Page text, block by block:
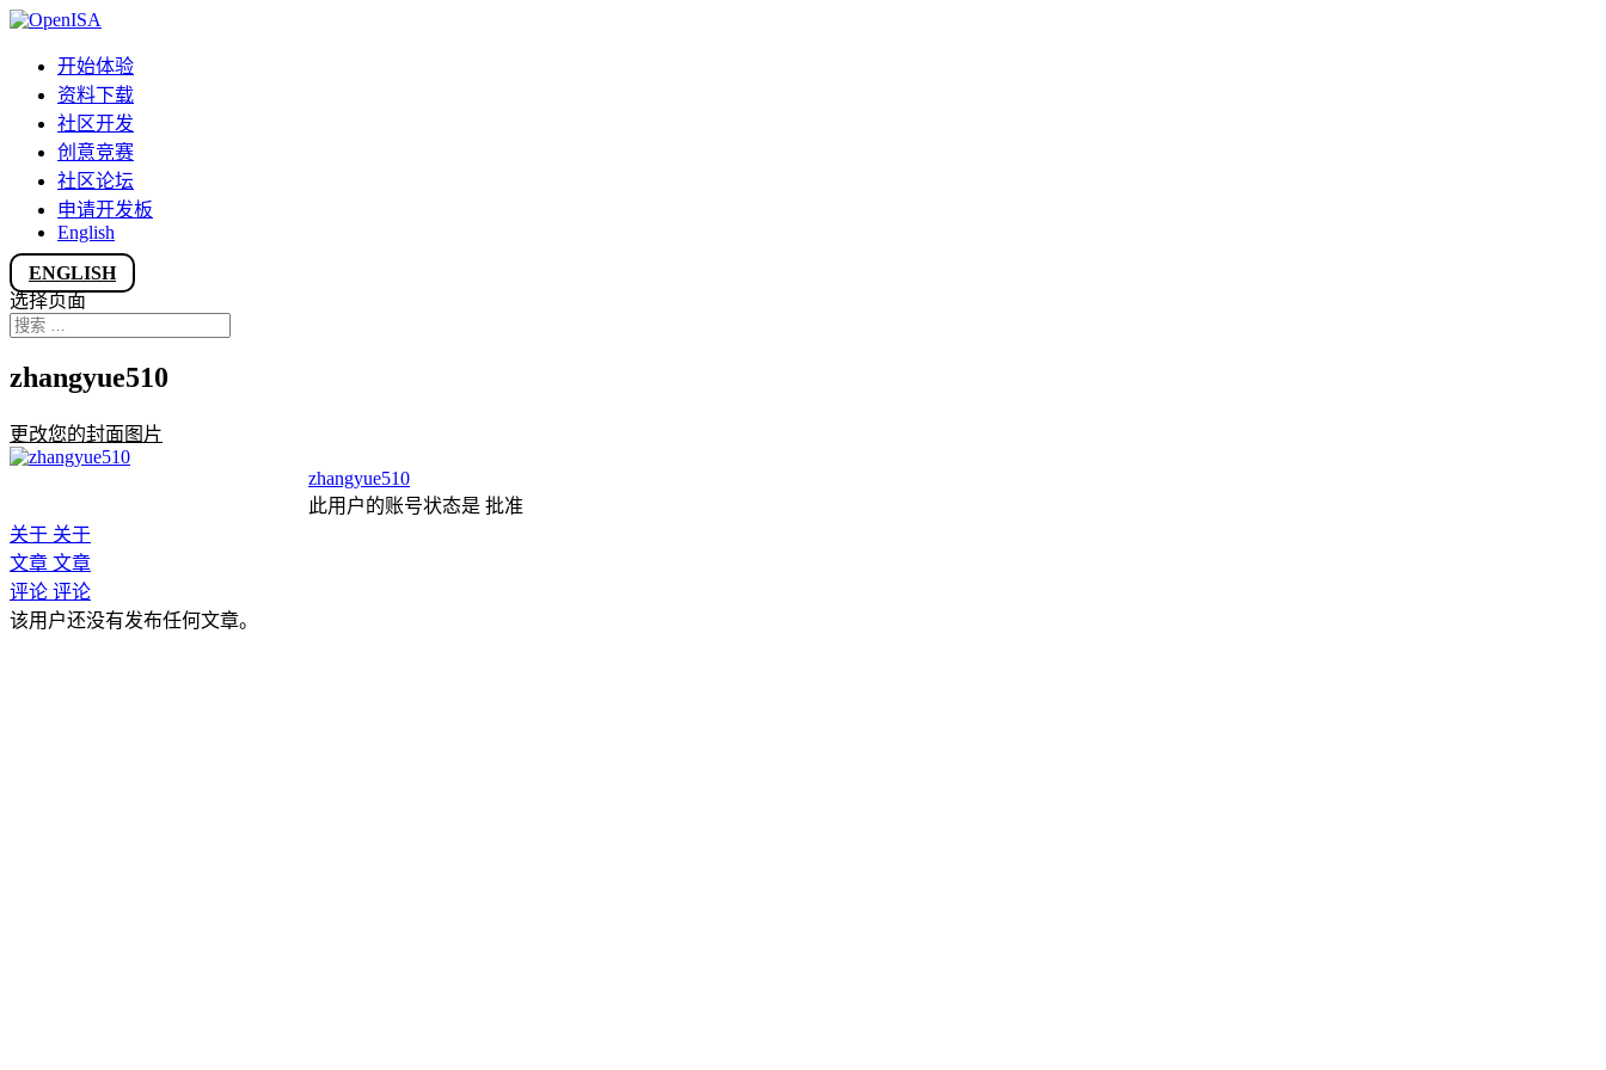
开始体验
资料下载
社区开发
创意竞赛
社区论坛
申请开发板
English
ENGLISH
选择页面
zhangyue510
更改您的封面图片
zhangyue510
此用户的账号状态是 批准
关于 关于
文章 文章
评论 评论
该用户还没有发布任何文章。